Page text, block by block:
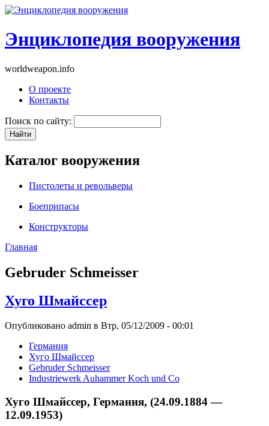
Энциклопедия вооружения
worldweapon.info
О проекте
Контакты
Поиск по сайту:
Каталог вооружения
Пистолеты и револьверы
Боеприпасы
Конструкторы
Главная
Gebruder Schmeisser
Хуго Шмайссер
Опубликовано admin в Втр, 05/12/2009 - 00:01
Германия
Хуго Шмайссер
Gebruder Schmeisser
Industriewerk Auhammer Koch und Co
Хуго Шмайссер, Германия, (24.09.1884 —
12.09.1953)